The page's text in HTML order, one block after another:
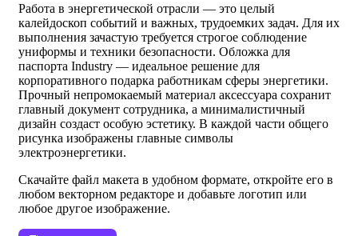
Работа в энергетической отрасли — это целый
калейдоскоп событий и важных, трудоемких задач. Для их
выполнения зачастую требуется строгое соблюдение
униформы и техники безопасности. Обложка для
паспорта Industry — идеальное решение для
корпоративного подарка работникам сферы энергетики.
Прочный непромокаемый материал аксессуара сохранит
главный документ сотрудника, а минималистичный
дизайн создаст особую эстетику. В каждой части общего
рисунка изображены главные символы
электроэнергетики.
Скачайте файл макета в удобном формате, откройте его в
любом векторном редакторе и добавьте логотип или
любое другое изображение.